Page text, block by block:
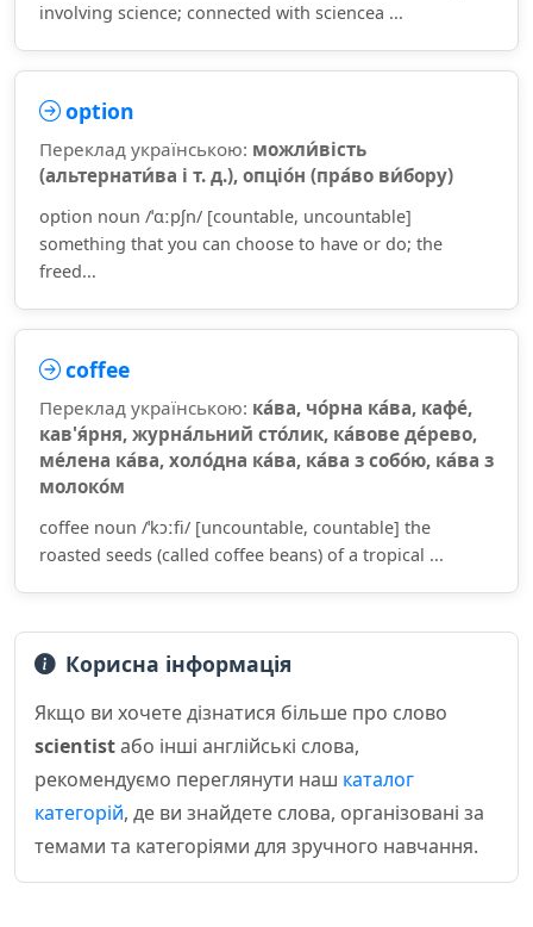
involving science; connected with sciencea ...
option
Переклад українською: можли́вість
(альтернати́ва і т. д.), опціо́н (пра́во ви́бору)
option noun /ˈɑːpʃn/ [countable, uncountable]
something that you can choose to have or do; the
freed...
coffee
Переклад українською: ка́ва, чо́рна ка́ва, кафе́,
кав'я́рня, журна́льний сто́лик, ка́вове де́рево,
ме́лена ка́ва, холо́дна ка́ва, ка́ва з собо́ю, ка́ва з
молоко́м
coffee noun /ˈkɔːfi/ [uncountable, countable] the
roasted seeds (called coffee beans) of a tropical ...
Корисна інформація
Якщо ви хочете дізнатися більше про слово
scientistабо інші англійські слова,
рекомендуємо переглянути наш каталог
категорій, де ви знайдете слова, організовані за
темами та категоріями для зручного навчання.